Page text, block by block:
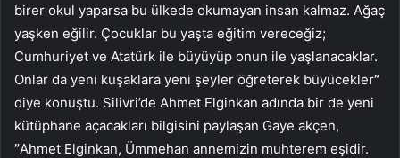
birer okul yaparsa bu ülkede okumayan insan kalmaz. Ağaç
yaşken eğilir. Çocuklar bu yaşta eğitim vereceğiz;
Cumhuriyet ve Atatürk ile büyüyüp onun ile yaşlanacaklar.
Onlar da yeni kuşaklara yeni şeyler öğreterek büyücekler”
diye konuştu. Silivri’de Ahmet Elginkan adında bir de yeni
kütüphane açacakları bilgisini paylaşan Gaye akçen,
”Ahmet Elginkan, Ümmehan annemizin muhterem eşidir.